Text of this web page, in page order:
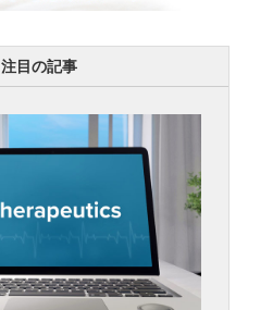
注目の記事